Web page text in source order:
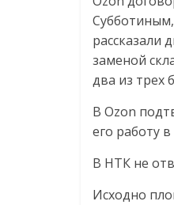
людей
обсудить
эти
изменения
читателем.
рассказали
заменой
два из трех
В Ozon
его работу в
В НТК не
Исходно